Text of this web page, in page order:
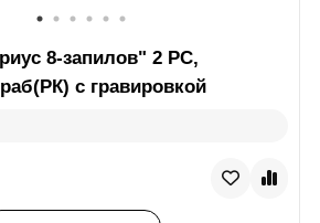
8-запилов" 2 РС,
с гравировкой